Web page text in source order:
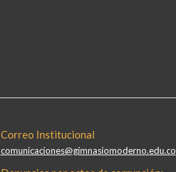
Correo Institucional
comunicaciones@gimnasiomoderno.edu.co